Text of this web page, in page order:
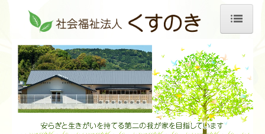
トップ
法人紹介
事業報告
更新履歴